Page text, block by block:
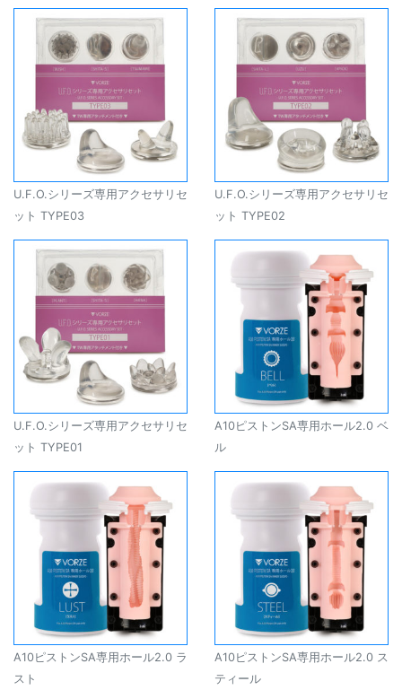
U.F.O.シリーズ専用アクセサリセ
ット TYPE03
U.F.O.シリーズ専用アクセサリセ
ット TYPE02
U.F.O.シリーズ専用アクセサリセ
ット TYPE01
A10ピストンSA専用ホール2.0 ベ
ル
A10ピストンSA専用ホール2.0 ラ
スト
A10ピストンSA専用ホール2.0 ス
ティール